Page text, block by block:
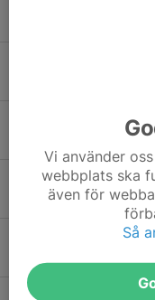
10 jan 2024
Träningsdag
4 jan 2024
Inbjudan till
Vi använder
webbplats ska
även för
Så